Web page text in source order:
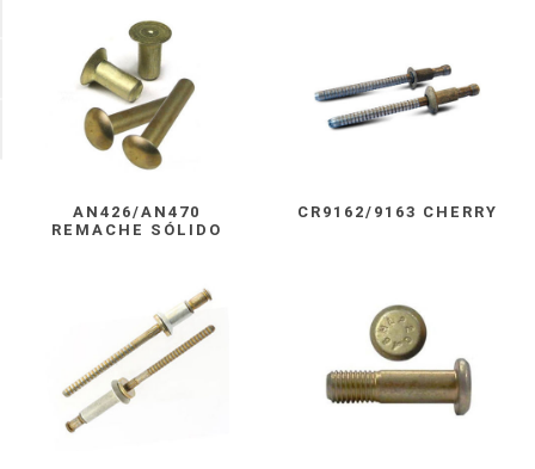
AN426/AN470
REMACHE SÓLIDO
CR9162/9163 CHERRY
Total Espesores a Unir
Disponible